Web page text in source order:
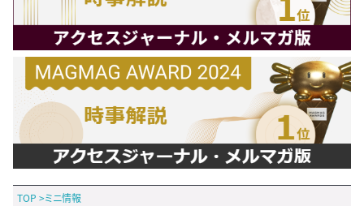
TOP >ミニ情報